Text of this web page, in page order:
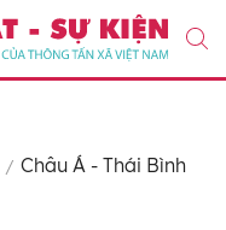
Châu Á - Thái Bình